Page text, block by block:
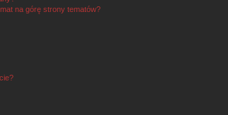
na górę strony tematów?